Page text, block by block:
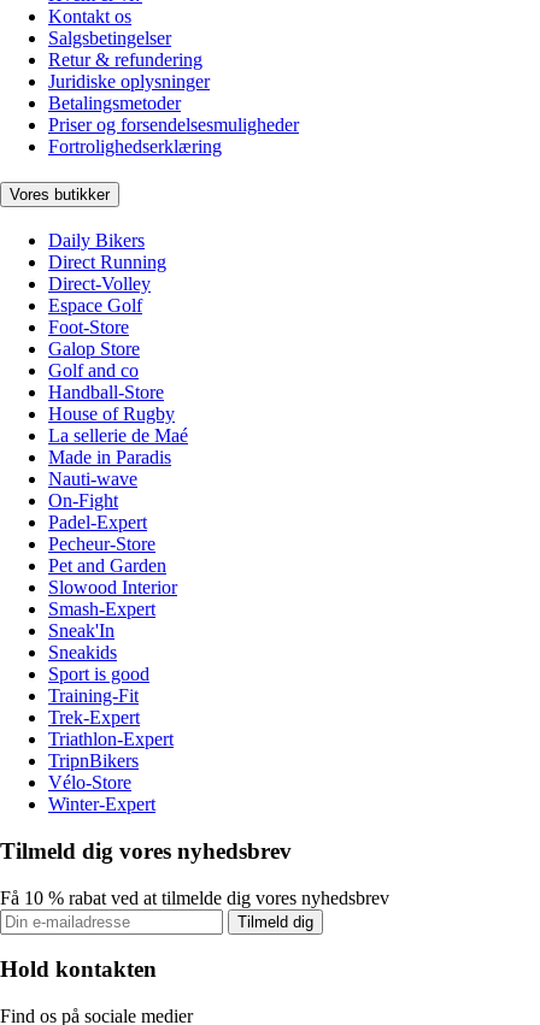
Kontakt os
Salgsbetingelser
Retur & refundering
Juridiske oplysninger
Betalingsmetoder
Priser og forsendelsesmuligheder
Fortrolighedserklæring
Vores butikker
Daily Bikers
Direct Running
Direct-Volley
Espace Golf
Foot-Store
Galop Store
Golf and co
Handball-Store
House of Rugby
La sellerie de Maé
Made in Paradis
Nauti-wave
On-Fight
Padel-Expert
Pecheur-Store
Pet and Garden
Slowood Interior
Smash-Expert
Sneak'In
Sneakids
Sport is good
Training-Fit
Trek-Expert
Triathlon-Expert
TripnBikers
Vélo-Store
Winter-Expert
Tilmeld dig vores nyhedsbrev
Få 10 % rabat ved at tilmelde dig vores nyhedsbrev
Tilmeld dig
Hold kontakten
Find os på sociale medier